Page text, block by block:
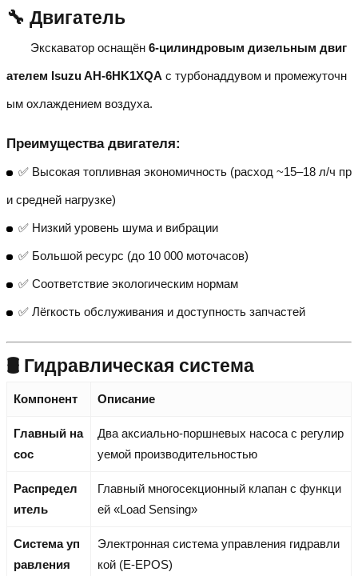
🔧 Двигатель
Экскаватор оснащён 6-цилиндровым дизельным двиг
ателем Isuzu AH-6HK1XQA с турбонаддувом и промежуточн
ым охлаждением воздуха.
Преимущества двигателя:
✅ Высокая топливная экономичность (расход ~15–18 л/ч пр
и средней нагрузке)
✅ Низкий уровень шума и вибрации
✅ Большой ресурс (до 10 000 моточасов)
✅ Соответствие экологическим нормам
✅ Лёгкость обслуживания и доступность запчастей
🛢️ Гидравлическая система
Компонент Описание
Главный на
сос
Два аксиально-поршневых насоса с регулир
уемой производительностью
Распредел
итель
Главный многосекционный клапан с функци
ей «Load Sensing»
Система уп
равления
Электронная система управления гидравли
кой (E-EPOS)